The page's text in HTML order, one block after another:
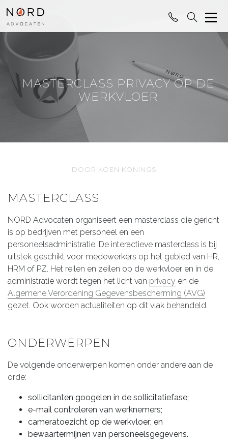
MASTERCLASS PRIVACY OP DE
WERKVLOER
DOOR KOEN KONINGS
MASTERCLASS
NORD Advocaten organiseert een masterclass die gericht
is op bedrijven met personeel en een
personeelsadministratie. De interactieve masterclass is bij
uitstek geschikt voor medewerkers op het gebied van HR,
HRM of PZ. Het reilen en zeilen op de werkvloer en in de
administratie wordt tegen het licht van privacy en de
Algemene Verordening Gegevensbescherming (AVG)
gezet. Ook worden actualiteiten op dit vlak behandeld.
ONDERWERPEN
De volgende onderwerpen komen onder andere aan de
orde:
sollicitanten googelen in de sollicitatiefase;
e-mail controleren van werknemers;
cameratoezicht op de werkvloer; en
bewaartermijnen van personeelsgegevens.